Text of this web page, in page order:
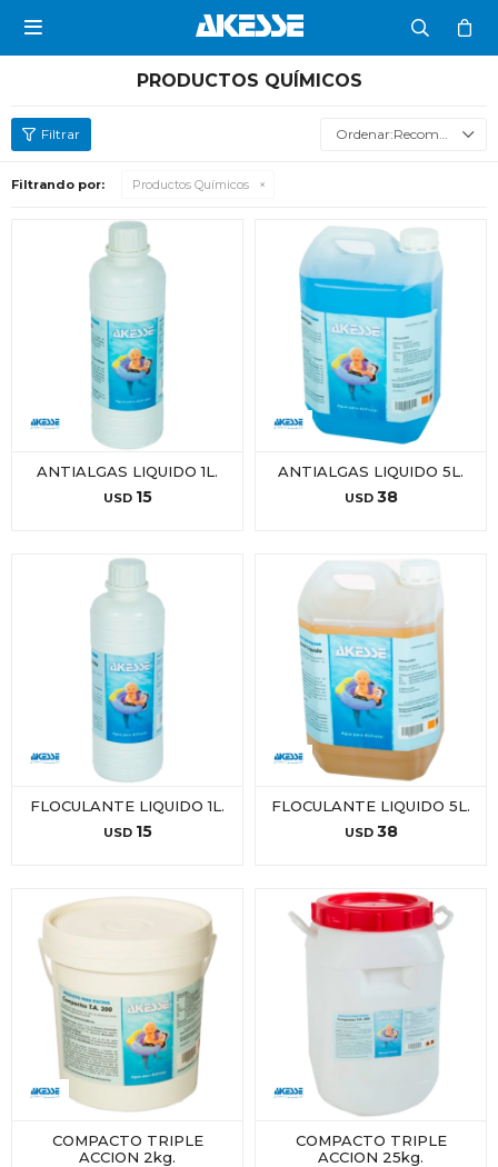

PRODUCTOS QUÍMICOS
Recomendados
Filtrando por: Productos Químicos
ANTIALGAS LIQUIDO 1L.
USD 15
ANTIALGAS LIQUIDO 5L.
USD 38
FLOCULANTE LIQUIDO 1L.
USD 15
FLOCULANTE LIQUIDO 5L.
USD 38
COMPACTO TRIPLE
ACCION 2kg.
COMPACTO TRIPLE
ACCION 25kg.